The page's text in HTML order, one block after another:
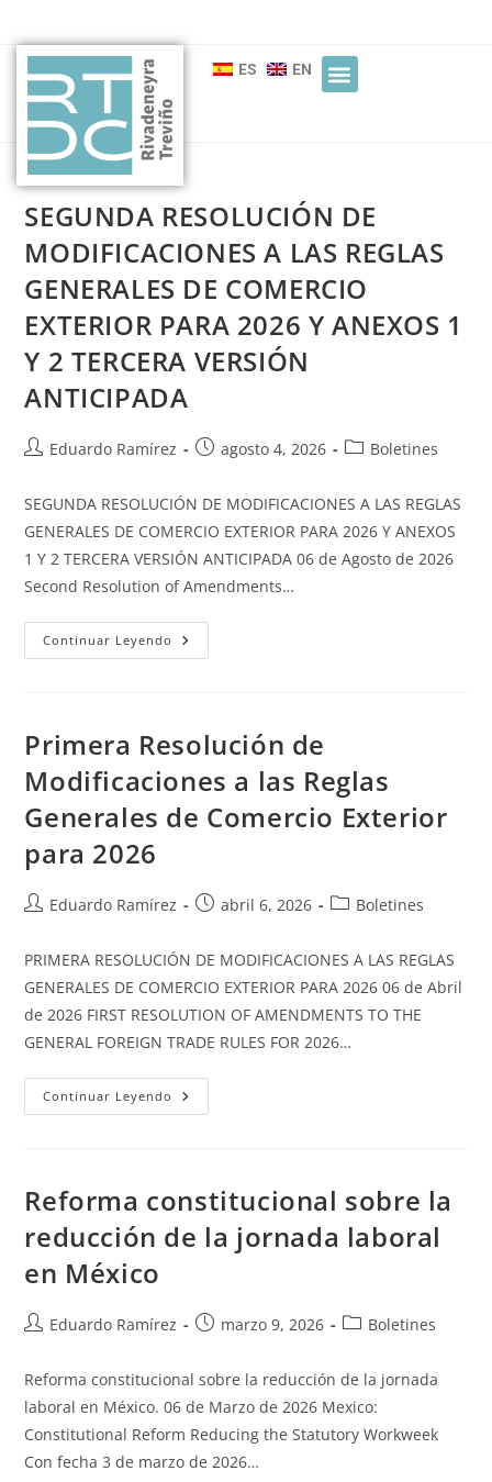
ES EN
SEGUNDA RESOLUCIÓN DE
MODIFICACIONES A LAS REGLAS
GENERALES DE COMERCIO
EXTERIOR PARA 2026 Y ANEXOS 1
Y 2 TERCERA VERSIÓN
ANTICIPADA
Eduardo Ramírez agosto 4, 2026 Boletines
SEGUNDA RESOLUCIÓN DE MODIFICACIONES A LAS REGLAS
GENERALES DE COMERCIO EXTERIOR PARA 2026 Y ANEXOS
1 Y 2 TERCERA VERSIÓN ANTICIPADA 06 de Agosto de 2026
Second Resolution of Amendments…
Continuar Leyendo
Primera Resolución de
Modificaciones a las Reglas
Generales de Comercio Exterior
para 2026
Eduardo Ramírez abril 6, 2026 Boletines
PRIMERA RESOLUCIÓN DE MODIFICACIONES A LAS REGLAS
GENERALES DE COMERCIO EXTERIOR PARA 2026 06 de Abril
de 2026 FIRST RESOLUTION OF AMENDMENTS TO THE
GENERAL FOREIGN TRADE RULES FOR 2026…
Continuar Leyendo
Reforma constitucional sobre la
reducción de la jornada laboral
en México
Eduardo Ramírez marzo 9, 2026 Boletines
Reforma constitucional sobre la reducción de la jornada
laboral en México. 06 de Marzo de 2026 Mexico:
Constitutional Reform Reducing the Statutory Workweek
Con fecha 3 de marzo de 2026…